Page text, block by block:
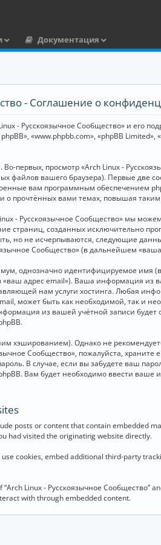
Документация
- Соглашение о
- Русскоязычное Сообщество» и его
«www.phpbb.com», «phpBB
первых, просмотр «Arch Linux -
файлов вашего браузера). Первые две
вам программным обеспечением
о прочтённых вами темах, повышая
- Русскоязычное Сообщество» мы
страниц, созданных
но не исчерпываются, следующие
Сообщество» (в дальнейшем
однозначно идентифицируемое
адрес email»). Ваша информация из
нам услуги хостинга. Любая
может быть как необходимой, так и
из вашей учётной записи
Однако не
Сообщество», пожалуйста,
В случае, если вы забудете ваш
Вам будет необходимо ввести ваше
posts or content that contain
had visited the originating website directly.
cookies, embed additional third-party
Linux - Русскоязычное
with through embedded content.